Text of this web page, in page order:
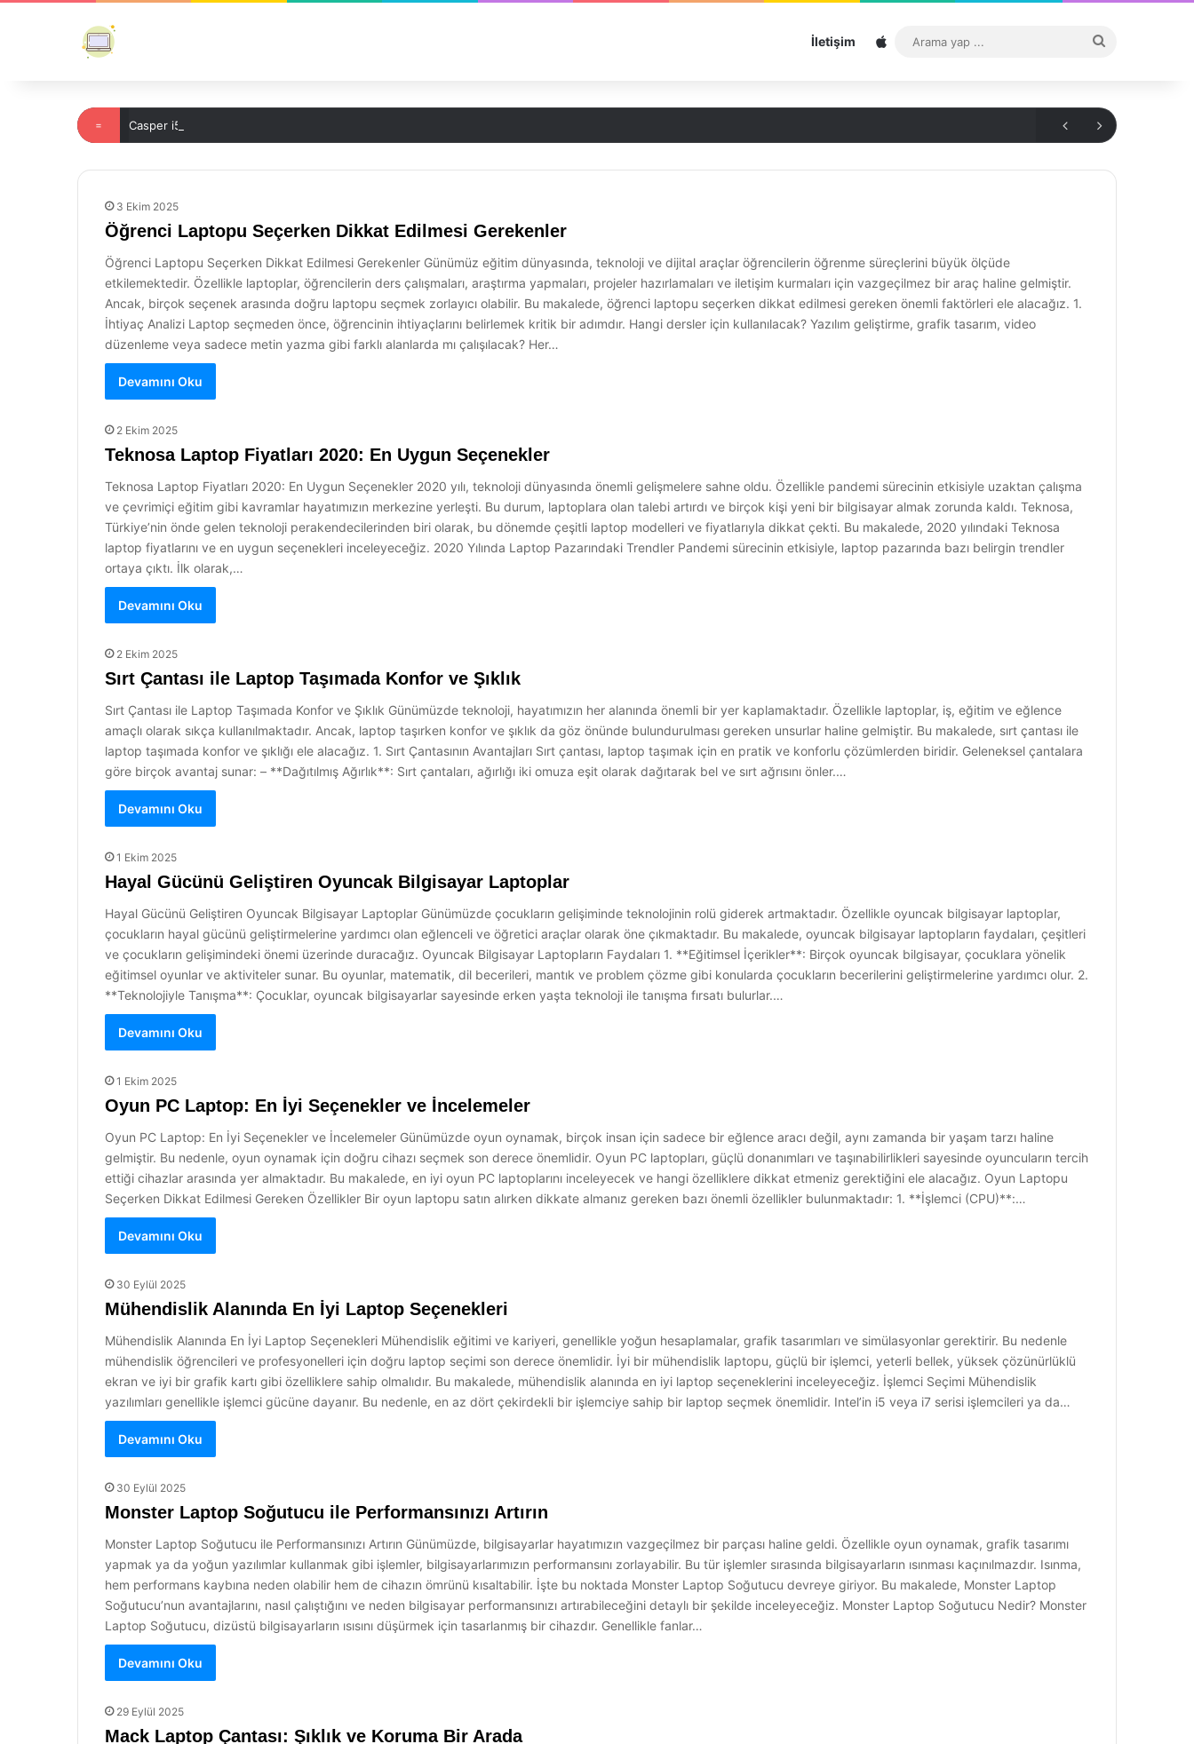
İletişim Sitemap
...
= Casper i5 İşlemci Laptop Fiyatları 2023
3 Ekim 2025
Öğrenci Laptopu Seçerken Dikkat Edilmesi Gerekenler
Öğrenci Laptopu Seçerken Dikkat Edilmesi Gerekenler Günümüz eğitim dünyasında, teknoloji ve dijital araçlar öğrencilerin öğrenme süreçlerini büyük ölçüde
etkilemektedir. Özellikle laptoplar, öğrencilerin ders çalışmaları, araştırma yapmaları, projeler hazırlamaları ve iletişim kurmaları için vazgeçilmez bir araç haline gelmiştir.
Ancak, birçok seçenek arasında doğru laptopu seçmek zorlayıcı olabilir. Bu makalede, öğrenci laptopu seçerken dikkat edilmesi gereken önemli faktörleri ele alacağız. 1.
İhtiyaç Analizi Laptop seçmeden önce, öğrencinin ihtiyaçlarını belirlemek kritik bir adımdır. Hangi dersler için kullanılacak? Yazılım geliştirme, grafik tasarım, video
düzenleme veya sadece metin yazma gibi farklı alanlarda mı çalışılacak? Her…
Devamını Oku
2 Ekim 2025
Teknosa Laptop Fiyatları 2020: En Uygun Seçenekler
Teknosa Laptop Fiyatları 2020: En Uygun Seçenekler 2020 yılı, teknoloji dünyasında önemli gelişmelere sahne oldu. Özellikle pandemi sürecinin etkisiyle uzaktan çalışma
ve çevrimiçi eğitim gibi kavramlar hayatımızın merkezine yerleşti. Bu durum, laptoplara olan talebi artırdı ve birçok kişi yeni bir bilgisayar almak zorunda kaldı. Teknosa,
Türkiye’nin önde gelen teknoloji perakendecilerinden biri olarak, bu dönemde çeşitli laptop modelleri ve fiyatlarıyla dikkat çekti. Bu makalede, 2020 yılındaki Teknosa
laptop fiyatlarını ve en uygun seçenekleri inceleyeceğiz. 2020 Yılında Laptop Pazarındaki Trendler Pandemi sürecinin etkisiyle, laptop pazarında bazı belirgin trendler
ortaya çıktı. İlk olarak,…
Devamını Oku
2 Ekim 2025
Sırt Çantası ile Laptop Taşımada Konfor ve Şıklık
Sırt Çantası ile Laptop Taşımada Konfor ve Şıklık Günümüzde teknoloji, hayatımızın her alanında önemli bir yer kaplamaktadır. Özellikle laptoplar, iş, eğitim ve eğlence
amaçlı olarak sıkça kullanılmaktadır. Ancak, laptop taşırken konfor ve şıklık da göz önünde bulundurulması gereken unsurlar haline gelmiştir. Bu makalede, sırt çantası ile
laptop taşımada konfor ve şıklığı ele alacağız. 1. Sırt Çantasının Avantajları Sırt çantası, laptop taşımak için en pratik ve konforlu çözümlerden biridir. Geleneksel çantalara
göre birçok avantaj sunar: – **Dağıtılmış Ağırlık**: Sırt çantaları, ağırlığı iki omuza eşit olarak dağıtarak bel ve sırt ağrısını önler.…
Devamını Oku
1 Ekim 2025
Hayal Gücünü Geliştiren Oyuncak Bilgisayar Laptoplar
Hayal Gücünü Geliştiren Oyuncak Bilgisayar Laptoplar Günümüzde çocukların gelişiminde teknolojinin rolü giderek artmaktadır. Özellikle oyuncak bilgisayar laptoplar,
çocukların hayal gücünü geliştirmelerine yardımcı olan eğlenceli ve öğretici araçlar olarak öne çıkmaktadır. Bu makalede, oyuncak bilgisayar laptopların faydaları, çeşitleri
ve çocukların gelişimindeki önemi üzerinde duracağız. Oyuncak Bilgisayar Laptopların Faydaları 1. **Eğitimsel İçerikler**: Birçok oyuncak bilgisayar, çocuklara yönelik
eğitimsel oyunlar ve aktiviteler sunar. Bu oyunlar, matematik, dil becerileri, mantık ve problem çözme gibi konularda çocukların becerilerini geliştirmelerine yardımcı olur. 2.
**Teknolojiyle Tanışma**: Çocuklar, oyuncak bilgisayarlar sayesinde erken yaşta teknoloji ile tanışma fırsatı bulurlar.…
Devamını Oku
1 Ekim 2025
Oyun PC Laptop: En İyi Seçenekler ve İncelemeler
Oyun PC Laptop: En İyi Seçenekler ve İncelemeler Günümüzde oyun oynamak, birçok insan için sadece bir eğlence aracı değil, aynı zamanda bir yaşam tarzı haline
gelmiştir. Bu nedenle, oyun oynamak için doğru cihazı seçmek son derece önemlidir. Oyun PC laptopları, güçlü donanımları ve taşınabilirlikleri sayesinde oyuncuların tercih
ettiği cihazlar arasında yer almaktadır. Bu makalede, en iyi oyun PC laptoplarını inceleyecek ve hangi özelliklere dikkat etmeniz gerektiğini ele alacağız. Oyun Laptopu
Seçerken Dikkat Edilmesi Gereken Özellikler Bir oyun laptopu satın alırken dikkate almanız gereken bazı önemli özellikler bulunmaktadır: 1. **İşlemci (CPU)**:…
Devamını Oku
30 Eylül 2025
Mühendislik Alanında En İyi Laptop Seçenekleri
Mühendislik Alanında En İyi Laptop Seçenekleri Mühendislik eğitimi ve kariyeri, genellikle yoğun hesaplamalar, grafik tasarımları ve simülasyonlar gerektirir. Bu nedenle
mühendislik öğrencileri ve profesyonelleri için doğru laptop seçimi son derece önemlidir. İyi bir mühendislik laptopu, güçlü bir işlemci, yeterli bellek, yüksek çözünürlüklü
ekran ve iyi bir grafik kartı gibi özelliklere sahip olmalıdır. Bu makalede, mühendislik alanında en iyi laptop seçeneklerini inceleyeceğiz. İşlemci Seçimi Mühendislik
yazılımları genellikle işlemci gücüne dayanır. Bu nedenle, en az dört çekirdekli bir işlemciye sahip bir laptop seçmek önemlidir. Intel’in i5 veya i7 serisi işlemcileri ya da…
Devamını Oku
30 Eylül 2025
Monster Laptop Soğutucu ile Performansınızı Artırın
Monster Laptop Soğutucu ile Performansınızı Artırın Günümüzde, bilgisayarlar hayatımızın vazgeçilmez bir parçası haline geldi. Özellikle oyun oynamak, grafik tasarımı
yapmak ya da yoğun yazılımlar kullanmak gibi işlemler, bilgisayarlarımızın performansını zorlayabilir. Bu tür işlemler sırasında bilgisayarların ısınması kaçınılmazdır. Isınma,
hem performans kaybına neden olabilir hem de cihazın ömrünü kısaltabilir. İşte bu noktada Monster Laptop Soğutucu devreye giriyor. Bu makalede, Monster Laptop
Soğutucu’nun avantajlarını, nasıl çalıştığını ve neden bilgisayar performansınızı artırabileceğini detaylı bir şekilde inceleyeceğiz. Monster Laptop Soğutucu Nedir? Monster
Laptop Soğutucu, dizüstü bilgisayarların ısısını düşürmek için tasarlanmış bir cihazdır. Genellikle fanlar…
Devamını Oku
29 Eylül 2025
Mack Laptop Çantası: Şıklık ve Koruma Bir Arada